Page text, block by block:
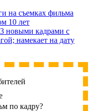
на съемках фильма
10 лет
новыми кадрами с
намекает на дату
по кадру?